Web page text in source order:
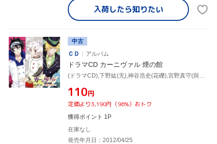
入荷したら知りたい
中古
ＣＤ
アルバム
ドラマCD カーニヴァル 煙の館
(ドラマCD),下野紘(无),神谷浩史(花礫),宮野真守(與儀),遠藤綾(ツクモ),小野大輔(平門),遊佐浩二(朔),中村悠一(喰)
¥110円
定価より3,190円（96%）おトク
獲得ポイント 1P
在庫なし
発売年月日：2012/04/25